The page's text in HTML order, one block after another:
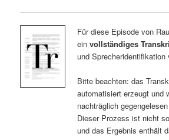
Für diese Episode von
ein vollständiges
und Sprecheridentifikation
Bitte beachten: das
automatisiert erzeugt und
nachträglich
Dieser Prozess ist nicht
und das Ergebnis enthält